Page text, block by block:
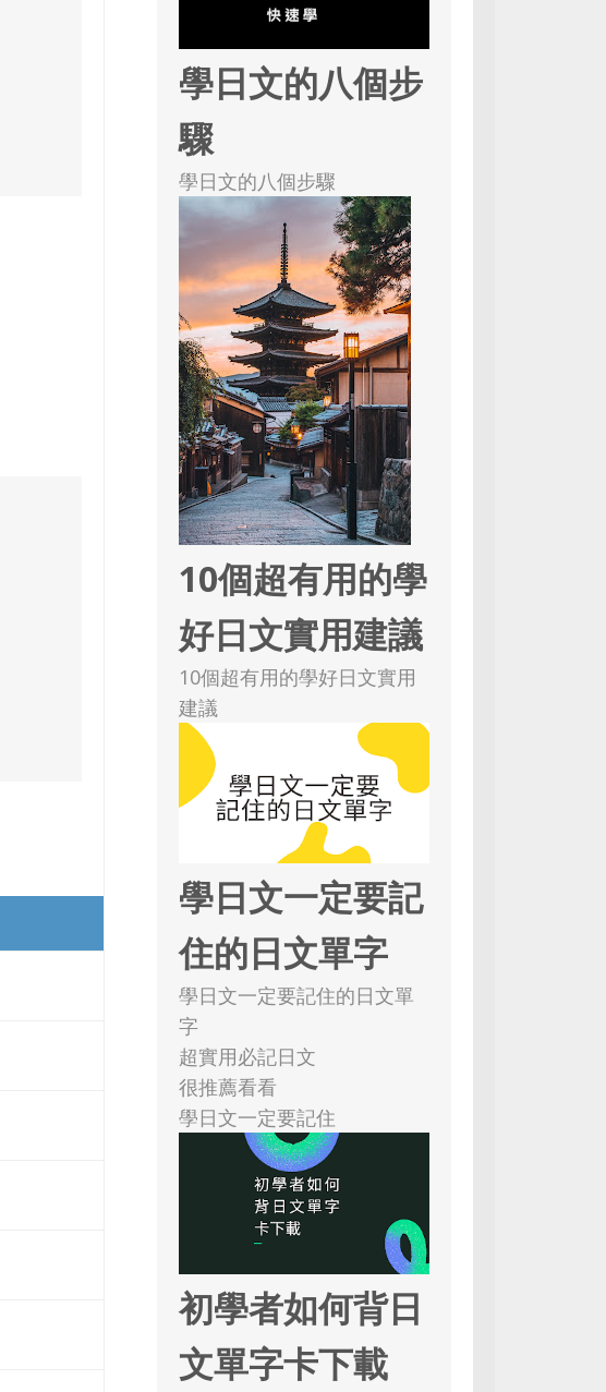
學日文的八個步
驟
學日文的八個步驟
10個超有用的學
好日文實用建議
10個超有用的學好日文實用
建議
學日文一定要記
住的日文單字
學日文一定要記住的日文單
字
超實用必記日文
很推薦看看
學日文一定要記住
初學者如何背日
文單字卡下載